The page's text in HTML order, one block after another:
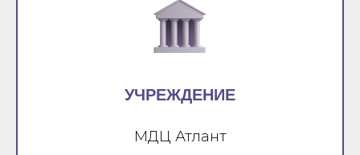
УЧРЕЖДЕНИЕ
МДЦ Атлант